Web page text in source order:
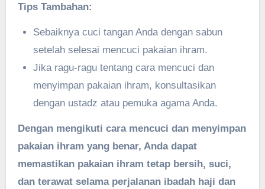
Tips Tambahan:
Sebaiknya cuci tangan Anda dengan sabun
setelah selesai mencuci pakaian ihram.
Jika ragu-ragu tentang cara mencuci dan
menyimpan pakaian ihram, konsultasikan
dengan ustadz atau pemuka agama Anda.
Dengan mengikuti cara mencuci dan menyimpan
pakaian ihram yang benar, Anda dapat
memastikan pakaian ihram tetap bersih, suci,
dan terawat selama perjalanan ibadah haji dan